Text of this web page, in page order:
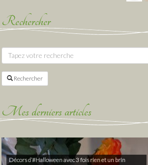
Rechercher
Rechercher
Mes derniers articles
Décors d’#Halloween avec 3 fois rien et un brin